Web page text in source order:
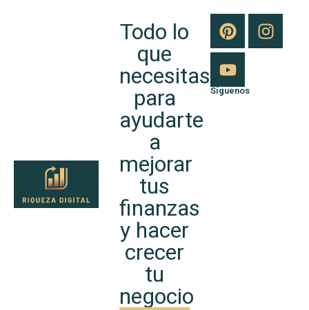
Todo lo
que
necesitas
para
ayudarte
a
mejorar
tus
finanzas
y hacer
crecer
tu
negocio
Síguenos